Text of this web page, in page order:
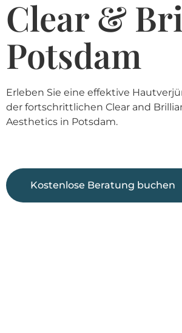
Clear &
Potsdam
Erleben Sie eine effektive
der fortschrittlichen Clear and
Aesthetics in Potsdam.
Kostenlose Beratung buchen